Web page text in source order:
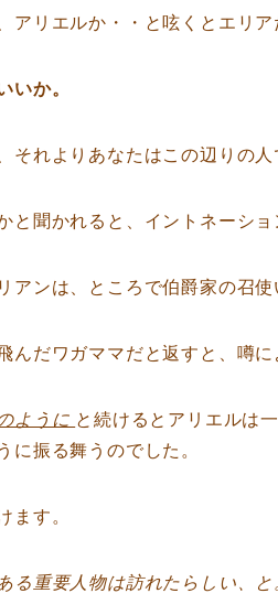
アリエルか・・と呟くとエリア
いか。
それよりあなたはこの辺りの人
と聞かれると、イントネーショ
アンは、ところで伯爵家の召
んだワガママだと返すと、噂
ように と続けるとアリエルは
に振る舞うのでした。
ます。
る重要人物は訪れたらしい、と